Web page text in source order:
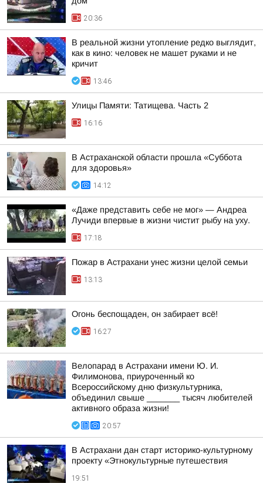
20:36
В реальной жизни утопление редко выглядит,
как в кино: человек не машет руками и не
кричит
13:46
Улицы Памяти: Татищева. Часть 2
16:16
В Астраханской области прошла «Суббота
для здоровья»
14:12
«Даже представить себе не мог» — Андреа
Лучиди впервые в жизни чистит рыбу на уху.
17:18
Пожар в Астрахани унес жизни целой семьи
13:13
Огонь беспощаден, он забирает всё!
16:27
Велопарад в Астрахани имени Ю. И.
Филимонова, приуроченный ко
Всероссийскому дню физкультурника,
объединил свыше _______ тысяч любителей
активного образа жизни!
20:57
В Астрахани дан старт историко-культурному
проекту «Этнокультурные путешествия
19:51